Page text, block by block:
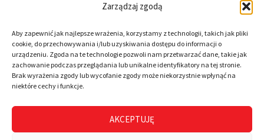
Zarządzaj zgodą
Aby zapewnić jak najlepsze wrażenia, korzystamy z technologii, takich jak pliki
cookie, do przechowywania i/lub uzyskiwania dostępu do informacji o
urządzeniu. Zgoda na te technologie pozwoli nam przetwarzać dane, takie jak
zachowanie podczas przeglądania lub unikalne identyfikatory na tej stronie.
Brak wyrażenia zgody lub wycofanie zgody może niekorzystnie wpłynąć na
niektóre cechy i funkcje.
AKCEPTUJĘ
Informacje
RODO
Polityka cookies
Regulamin
Warunki płatności